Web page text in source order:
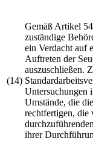
(14)
Gemäß Artikel
zuständige
ein Verdacht auf
Auftreten der
auszuschließen.
Untersuchungen
Umstände, die
rechtfertigen, die
ihrer